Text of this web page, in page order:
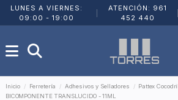
LUNES A VIERNES:
09:00 - 19:00
ATENCIÓN: 961
452 440
Inicio Ferretería Adhesivos y Selladores
Pattex
BICOMPONENTE TRANSLUCIDO - 11ML